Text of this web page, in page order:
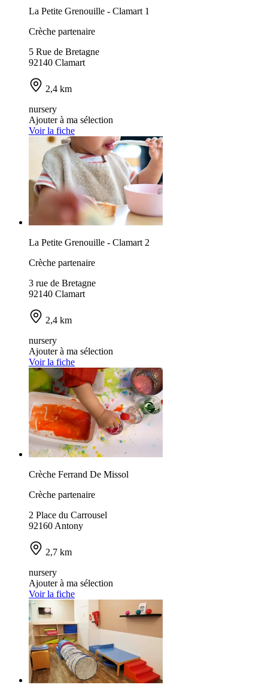
La Petite Grenouille - Clamart 1
Crèche partenaire
5 Rue de Bretagne
92140 Clamart
2,4 km
nursery
Ajouter à ma sélection
Voir la fiche
La Petite Grenouille - Clamart 2
Crèche partenaire
3 rue de Bretagne
92140 Clamart
2,4 km
nursery
Ajouter à ma sélection
Voir la fiche
Crèche Ferrand De Missol
Crèche partenaire
2 Place du Carrousel
92160 Antony
2,7 km
nursery
Ajouter à ma sélection
Voir la fiche